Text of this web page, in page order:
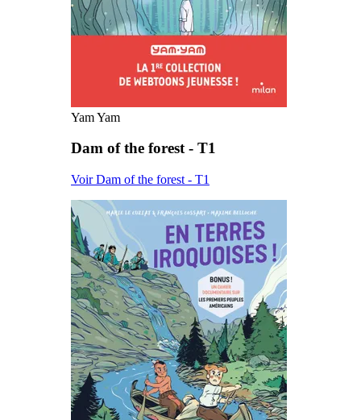
Yam Yam
Dam of the forest - T1
Voir Dam of the forest - T1